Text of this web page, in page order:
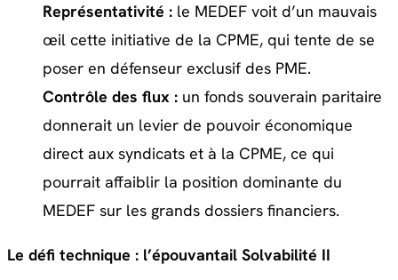
Représentativité : le MEDEF voit d’un mauvais
œil cette initiative de la CPME, qui tente de se
poser en défenseur exclusif des PME.
Contrôle des flux : un fonds souverain paritaire
donnerait un levier de pouvoir économique
direct aux syndicats et à la CPME, ce qui
pourrait affaiblir la position dominante du
MEDEF sur les grands dossiers financiers.
Le défi technique : l’épouvantail Solvabilité II